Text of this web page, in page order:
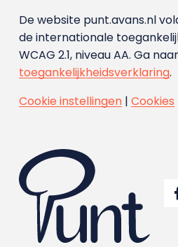
De website punt.avans.nl
de internationale
WCAG 2.1, niveau AA. Ga
toegankelijkheidsverklaring.
Cookie instellingen| Cookies